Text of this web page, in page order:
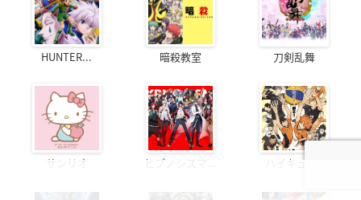
HUNTER... 暗殺教室 刀剣乱舞
サンリオ ヒプノシスマ... ハイキュー!!